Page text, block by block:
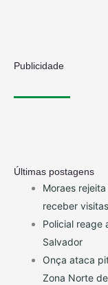
Publicidade
Últimas postagens
Moraes
receber
Policial reage
Salvador
Onça ataca
Zona Norte